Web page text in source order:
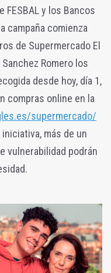
FESBAL y los Bancos
campaña comienza
de Supermercado El
Romero los
desde hoy, día 1,
compras online en la
supermercado/
más de un
vulnerabilidad podrán